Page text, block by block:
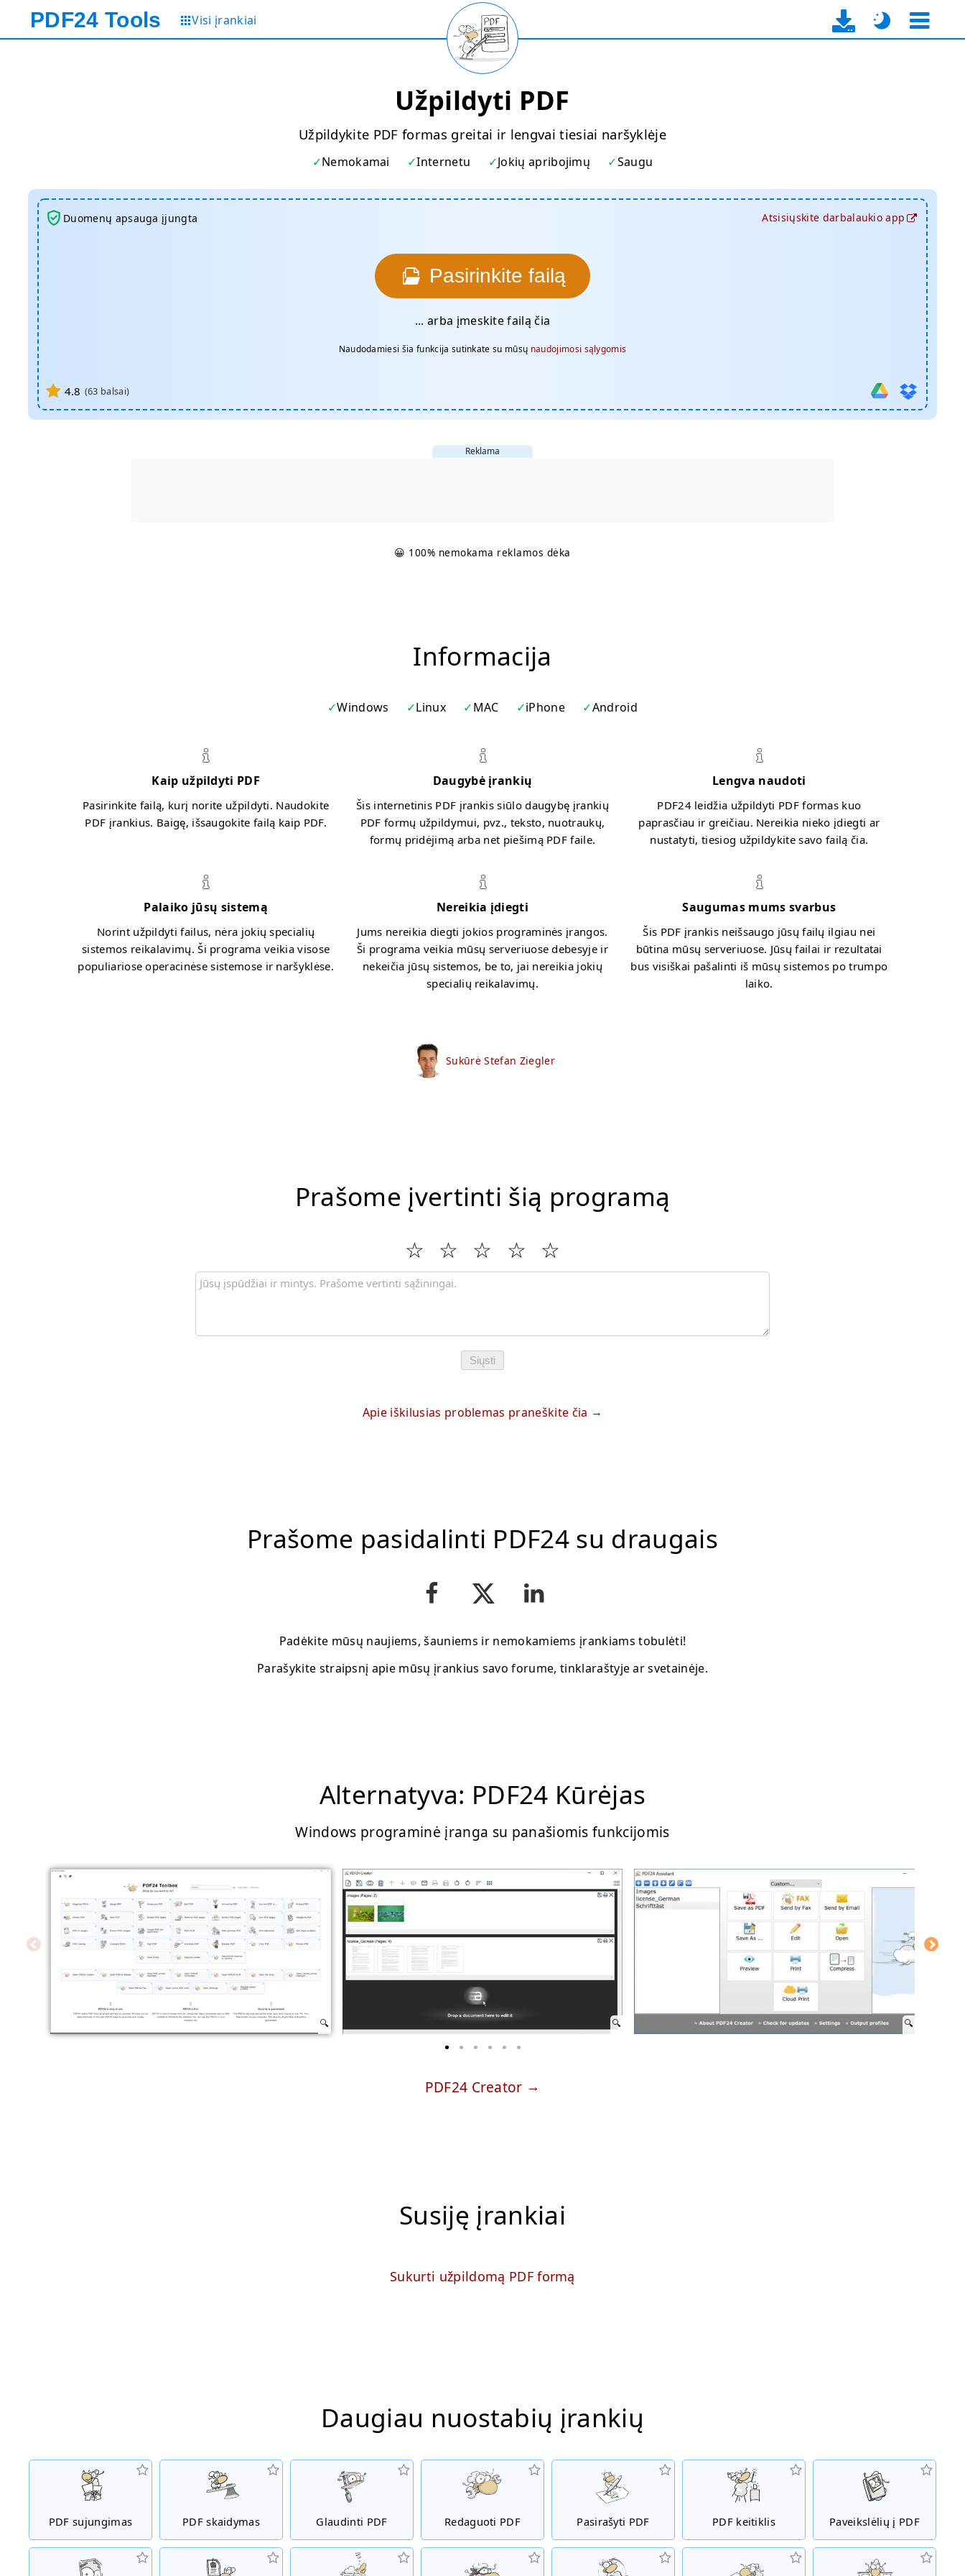
PDF24 Tools Visi įrankiai
Užpildyti PDF
Užpildykite PDF formas greitai ir lengvai tiesiai naršyklėje
Nemokamai Internetu Jokių apribojimų Saugu
Pasirinkite failą
... arba įmeskite failą čia
Naudodamiesi šia funkcija sutinkate su mūsų naudojimosi sąlygomis
4.8 (63 balsai)
Atsisiųskite darbalaukio app
Duomenų apsauga įjungta
Reklama
😀 100% nemokama reklamos dėka
Informacija
Windows Linux MAC iPhone Android
Kaip užpildyti PDF
Pasirinkite failą, kurį norite užpildyti. Naudokite
PDF įrankius. Baigę, išsaugokite failą kaip PDF.
Daugybė įrankių
Šis internetinis PDF įrankis siūlo daugybę įrankių
PDF formų užpildymui, pvz., teksto, nuotraukų,
formų pridėjimą arba net piešimą PDF faile.
Lengva naudoti
PDF24 leidžia užpildyti PDF formas kuo
paprasčiau ir greičiau. Nereikia nieko įdiegti ar
nustatyti, tiesiog užpildykite savo failą čia.
Palaiko jūsų sistemą
Norint užpildyti failus, nėra jokių specialių
sistemos reikalavimų. Ši programa veikia visose
populiariose operacinėse sistemose ir naršyklėse.
Nereikia įdiegti
Jums nereikia diegti jokios programinės įrangos.
Ši programa veikia mūsų serveriuose debesyje ir
nekeičia jūsų sistemos, be to, jai nereikia jokių
specialių reikalavimų.
Saugumas mums svarbus
Šis PDF įrankis neišsaugo jūsų failų ilgiau nei
būtina mūsų serveriuose. Jūsų failai ir rezultatai
bus visiškai pašalinti iš mūsų sistemos po trumpo
laiko.
Sukūrė Stefan Ziegler
Prašome įvertinti šią programą
Siųsti
Apie iškilusias problemas praneškite čia
Prašome pasidalinti PDF24 su draugais
Padėkite mūsų naujiems, šauniems ir nemokamiems įrankiams tobulėti!
Parašykite straipsnį apie mūsų įrankius savo forume, tinklaraštyje ar svetainėje.
Alternatyva: PDF24 Kūrėjas
Windows programinė įranga su panašiomis funkcijomis
PDF24 Creator
Susiję įrankiai
Sukurti užpildomą PDF formą
Daugiau nuostabių įrankių
PDF sujungimas PDF skaidymas Glaudinti PDF Redaguoti PDF Pasirašyti PDF PDF keitiklis Paveikslėlių į PDF